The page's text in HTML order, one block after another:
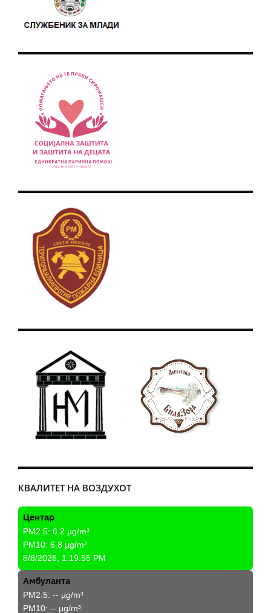
КВАЛИТЕТ НА ВОЗДУХОТ
Центар
PM2.5: 6.2 µg/m³
PM10: 6.8 µg/m³
8/8/2026, 1:19:55 PM
Амбуланта
PM2.5: -- µg/m³
PM10: -- µg/m³